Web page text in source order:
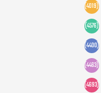
(4019)
(4576)
(4400)
(4463)
(4693)